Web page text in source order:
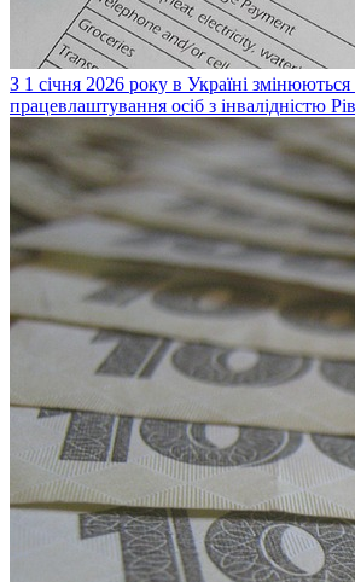
З 1 січня 2026 року в Україні
працевлаштування осіб з інвалідністю